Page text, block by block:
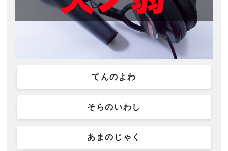
てんのよわ
そらのいわし
あまのじゃく